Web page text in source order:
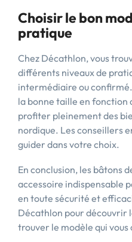
Choisir le bon
pratique
Chez Décathlon, vous
différents niveaux de
intermédiaire ou
la bonne taille en
profiter pleinement des
nordique. Les conseillers
guider dans votre choix.
En conclusion, les bâtons
accessoire indispensable
en toute sécurité et
Décathlon pour découvrir
trouver le modèle qui vous